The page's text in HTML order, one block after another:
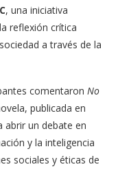
, una iniciativa
reflexión crítica
a través de la
comentaron No
publicada en
abrir un debate en
y la inteligencia
sociales y éticas de